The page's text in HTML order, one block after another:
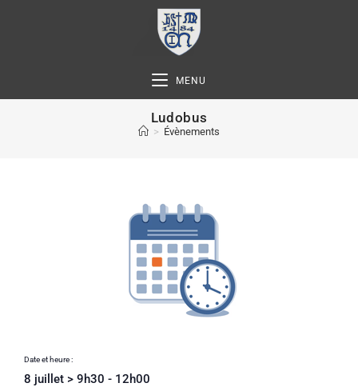
MENU
Ludobus
> Évènements
Date et heure :
8 juillet > 9h30 - 12h00